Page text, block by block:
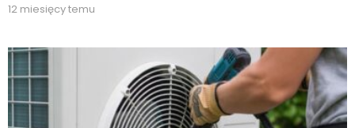
12 miesięcy temu